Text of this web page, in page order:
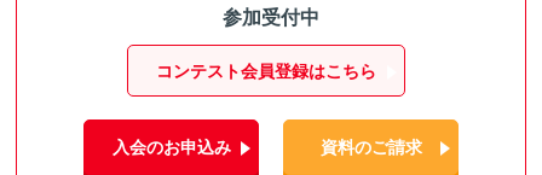
参加受付中
コンテスト会員登録はこちら
入会のお申込み 資料のご請求